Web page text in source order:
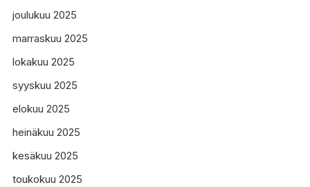
joulukuu 2025
marraskuu 2025
lokakuu 2025
syyskuu 2025
elokuu 2025
heinäkuu 2025
kesäkuu 2025
toukokuu 2025